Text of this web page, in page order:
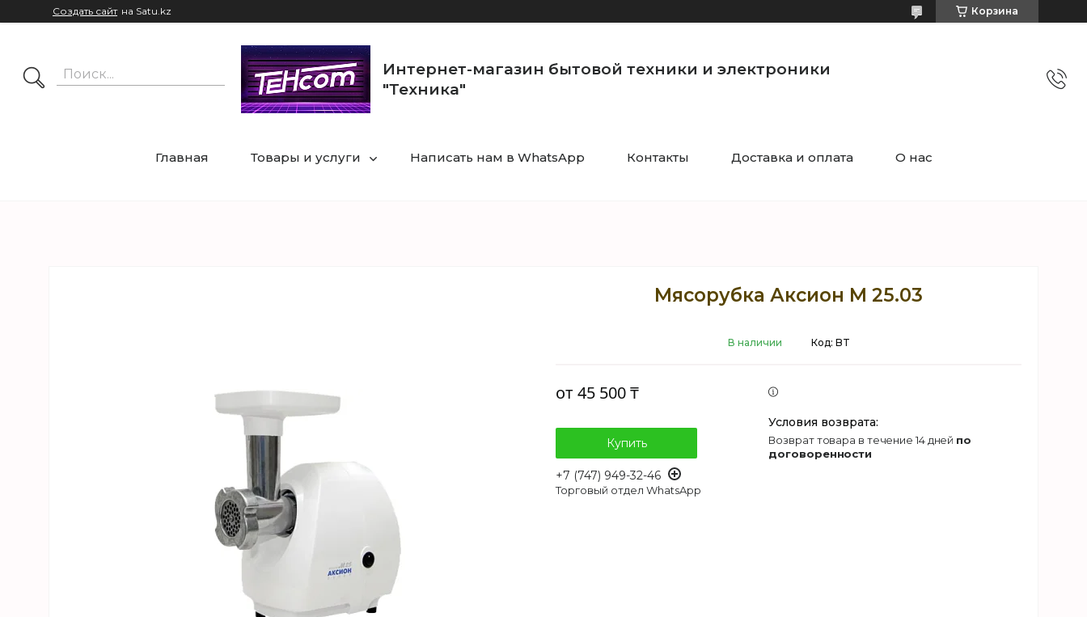
Создать сайт на Satu.kz Корзина
Интернет-магазин бытовой техники и электроники
"Техника"
Главная Товары и услуги Написать нам в WhatsApp Контакты Доставка и оплата О нас
Мясорубка Аксион M 25.03
В наличии Код: BT
от 45 500 ₸
Купить
+7 (747) 949-32-46
Торговый отдел WhatsApp
возврат товара в течение 14 дней по
договоренности